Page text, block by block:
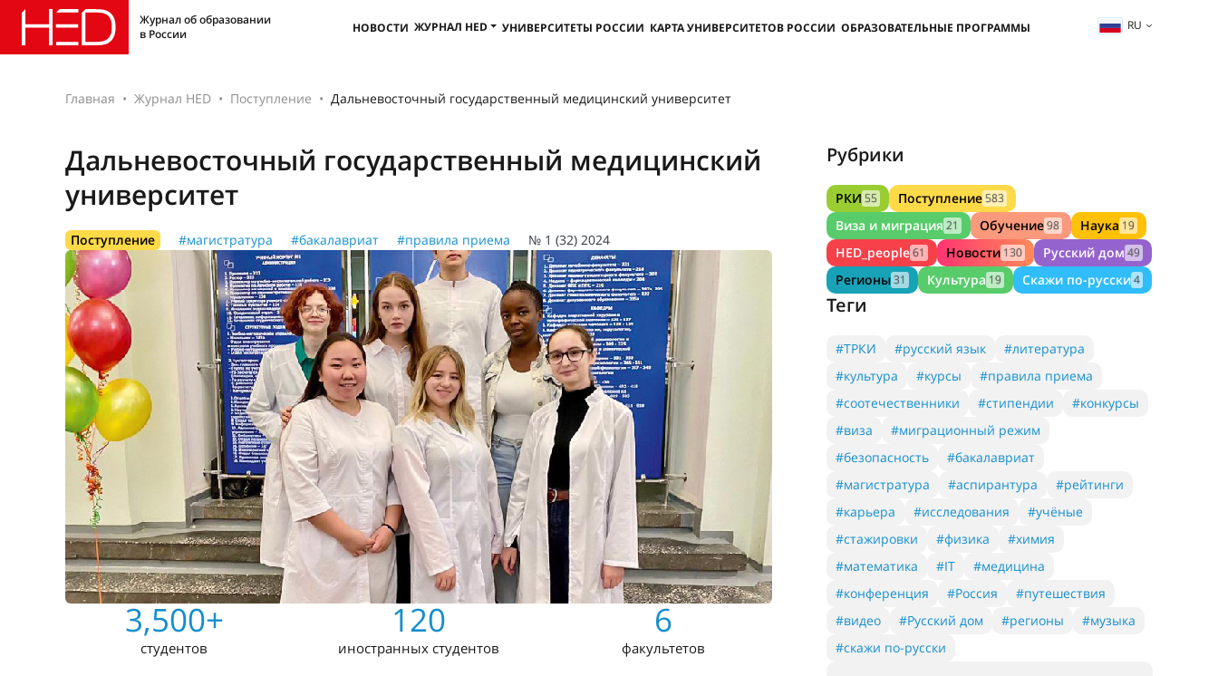
Журнал об образовании
в России
НОВОСТИ ЖУРНАЛ HED УНИВЕРСИТЕТЫ РОССИИ КАРТА УНИВЕРСИТЕТОВ РОССИИ ОБРАЗОВАТЕЛЬНЫЕ ПРОГРАММЫ RU
Главная Журнал HED Поступление Дальневосточный государственный медицинский университет
Дальневосточный государственный медицинский
университет
Поступление #магистратура #бакалавриат #правила приема № 1 (32) 2024
3,500+
студентов
120
иностранных студентов
6
факультетов
Рубрики
РКИ 55 Поступление583
Виза и миграция 21 Обучение98 Наука 19
HED_people61 Новости 130 Русский дом 49
Регионы31 Культура 19 Скажи по-русски4
Теги
#ТРКИ #русский язык
#литература
#культура
#курсы
#правила приема
#соотечественники
#стипендии
#конкурсы
#виза
#миграционный режим
#безопасность
#бакалавриат
#магистратура
#аспирантура
#рейтинги
#карьера
#исследования
#учёные
#стажировки
#физика
#химия
#математика
#IT
#медицина
#конференция
#Россия
#путешествия
#видео
#Русский дом #регионы
#музыка
#скажи по-русски